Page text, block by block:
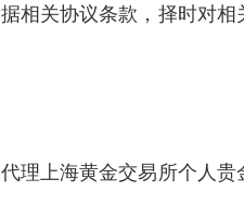
相关协议条款，择时对相
理上海黄金交易所个人贵